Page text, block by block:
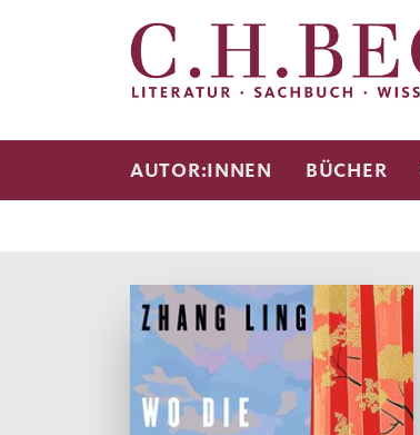
AUTOR:INNEN BÜCHER